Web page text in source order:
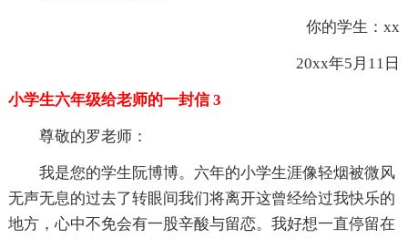
你的学生：xx
20xx年5月11日
小学生六年级给老师的一封信 3
尊敬的罗老师：
我是您的学生阮博博。六年的小学生涯像轻烟被微风
无声无息的过去了转眼间我们将离开这曾经给过我快乐的
地方，心中不免会有一股辛酸与留恋。我好想一直停留在